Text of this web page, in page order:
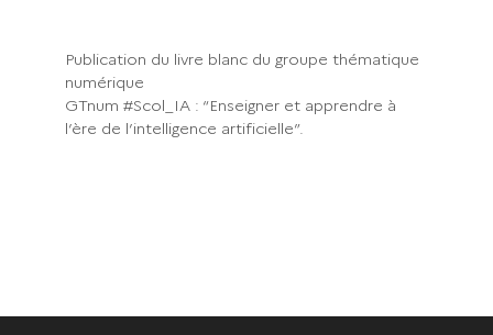
Publication du livre blanc du groupe thématique
numérique
GTnum #Scol_IA : “Enseigner et apprendre à
l’ère de l’intelligence artificielle”.